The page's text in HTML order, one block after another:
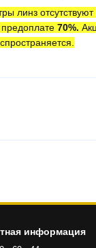
линз
70%.
информация